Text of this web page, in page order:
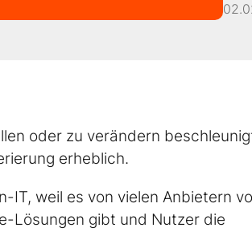
oder zu verändern
erheblich.
IT, weil es von vielen Anbietern
Lösungen gibt und Nutzer die